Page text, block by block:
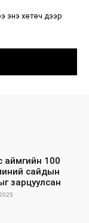
энэ хөтөч дээр
аймгийн 100
сайдын
зарцуулсан